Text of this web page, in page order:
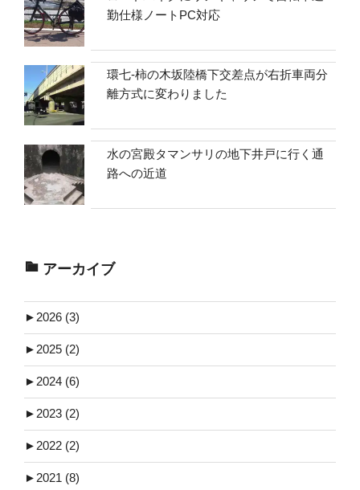
勤仕様ノートPC対応
環七-柿の木坂陸橋下交差点が右折車両分
離方式に変わりました
水の宮殿タマンサリの地下井戸に行く通
路への近道
アーカイブ
► 2026 (3)
► 2025 (2)
► 2024 (6)
► 2023 (2)
► 2022 (2)
► 2021 (8)